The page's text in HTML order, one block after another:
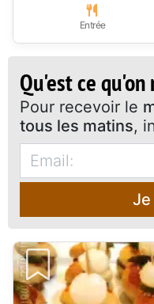
Entrée
Qu'est ce qu'on
Pour recevoir le
tous les matins,